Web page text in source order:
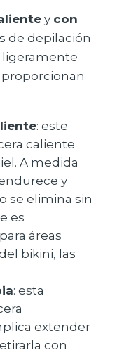
y con
de depilación
ligeramente
: este
caliente
A medida
y
se elimina sin
es
áreas
bikini, las
: esta
extender
con